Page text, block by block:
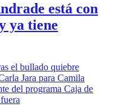
está con
ya tiene
el bullado quiebre
Jara para Camila
del programa Caja de